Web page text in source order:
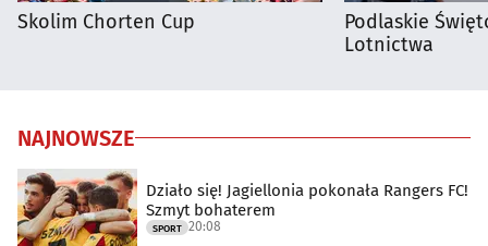
Skolim Chorten Cup
Podlaskie
Lotnictwa
NAJNOWSZE
Działo się! Jagiellonia pokonała Rangers FC!
Szmyt bohaterem
SPORT 20:08